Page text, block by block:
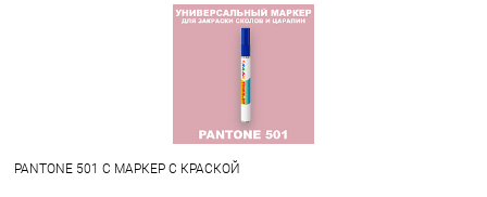
PANTONE 501 C МАРКЕР С КРАСКОЙ